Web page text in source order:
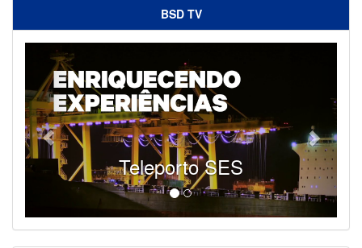
BSD TV
Teleporto SES